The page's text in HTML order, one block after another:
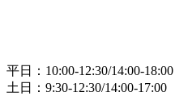
平日：10:00-12:30/14:00-18:00
土日：9:30-12:30/14:00-17:00